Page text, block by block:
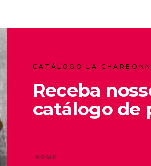
CATÁLOGO LA
Receba
catálogo de